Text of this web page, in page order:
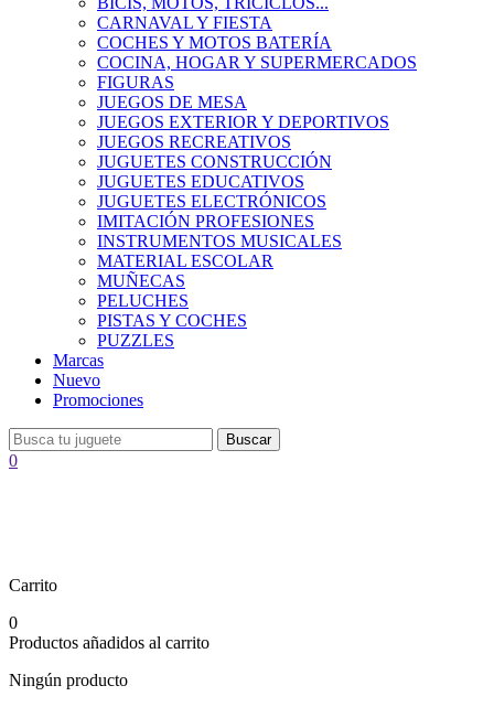
CARNAVAL Y FIESTA
COCHES Y MOTOS BATERÍA
COCINA, HOGAR Y SUPERMERCADOS
FIGURAS
JUEGOS DE MESA
JUEGOS EXTERIOR Y DEPORTIVOS
JUEGOS RECREATIVOS
JUGUETES CONSTRUCCIÓN
JUGUETES EDUCATIVOS
JUGUETES ELECTRÓNICOS
IMITACIÓN PROFESIONES
INSTRUMENTOS MUSICALES
MATERIAL ESCOLAR
MUÑECAS
PELUCHES
PISTAS Y COCHES
PUZZLES
Marcas
Nuevo
Promociones
Buscar
0
Carrito
0
Productos añadidos al carrito
Ningún producto